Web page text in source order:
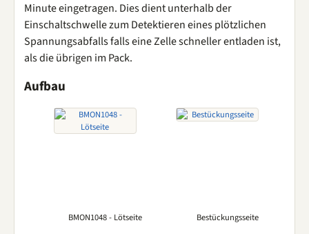
Minute eingetragen. Dies dient unterhalb der
Einschaltschwelle zum Detektieren eines plötzlichen
Spannungsabfalls falls eine Zelle schneller entladen ist,
als die übrigen im Pack.
Aufbau
BMON1048 - Lötseite Bestückungsseite